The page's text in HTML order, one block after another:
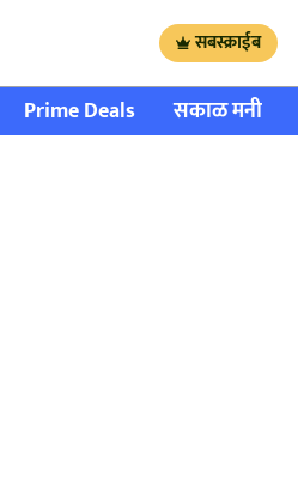
सबस्क्राईब
Prime Deals सकाळ मनी